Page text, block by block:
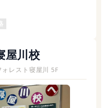
屋川校
レスト寝屋川 5F